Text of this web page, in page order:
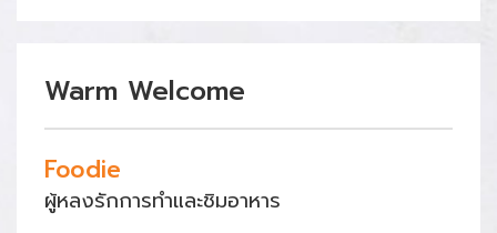
Warm Welcome
Foodie
ผู้หลงรักการทำและชิมอาหาร